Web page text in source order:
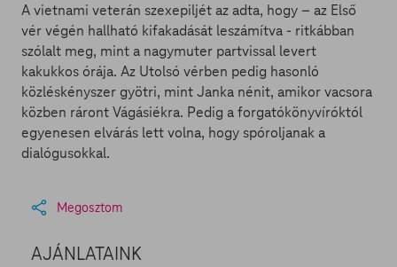
A vietnami veterán szexepiljét az adta, hogy – az Első
vér végén hallható kifakadását leszámítva - ritkábban
szólalt meg, mint a nagymuter partvissal levert
kakukkos órája. Az Utolsó vérben pedig hasonló
közléskényszer gyötri, mint Janka nénit, amikor vacsora
közben ráront Vágásiékra. Pedig a forgatókönyvíróktól
egyenesen elvárás lett volna, hogy spóroljanak a
dialógusokkal.
Megosztom
AJÁNLATAINK